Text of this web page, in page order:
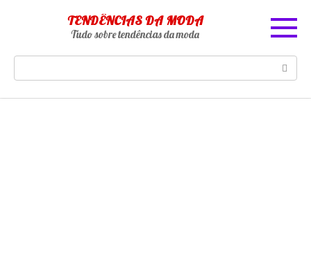
TENDÊNCIAS DA MODA
Tudo sobre tendências da moda